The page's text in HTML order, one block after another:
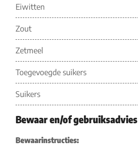
Eiwitten
Zout
Zetmeel
Toegevoegde suikers
Suikers
Bewaar en/of gebruiksadvies
Bewaarinstructies: